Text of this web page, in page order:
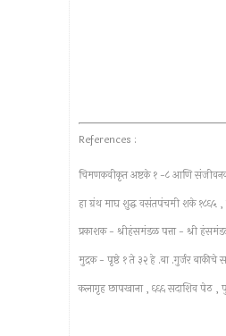
References :
चिमणकवीकृत अष्टके १ -८ आणि
हा ग्रंथ माघ शुद्ध वसंतपंचमी शके १८६५ ,
प्रकाशक - श्रीहंसमंडळ पत्ता - श्री हंसमंडळ
मुद्रक - पृष्ठे १ ते ३२ हे .बा .गुर्जर बाकीचे
कलागृह छापखाना , ६६६ सदाशिव पेठ ,